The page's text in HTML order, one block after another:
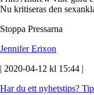
Nu kritiseras den
Stoppa Pressarna
Jennifer Erixon
| 2020-04-12 kl 15:44 |
Har du ett nyhetstips?